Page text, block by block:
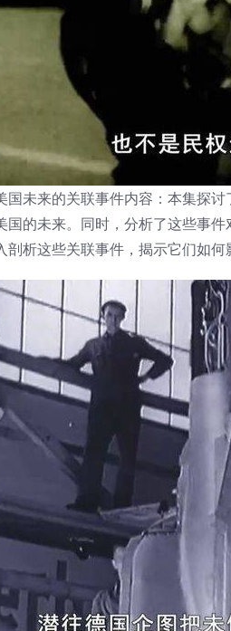
国未来的关联事件内容：本集探
国的未来。同时，分析了这些事件
剖析这些关联事件，揭示它们如